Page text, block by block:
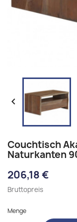

Couchtisch
Naturkanten
206,18 €
Bruttopreis
Menge